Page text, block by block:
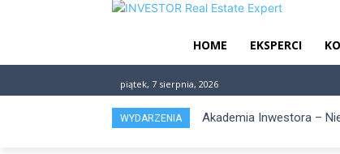
HOME EKSPERCI
piątek, 7 sierpnia, 2026
WYDARZENIA
Akademia Inwestora –